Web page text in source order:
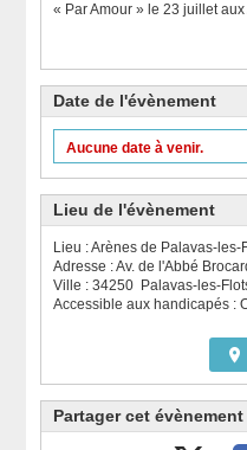
« Par Amour » le 23 juillet
Date de l'évènement
Aucune date à venir.
Lieu de l'évènement
Lieu : Arènes de Palavas-les-
Adresse : Av. de l'Abbé
Ville : 34250 Palavas-les-
Accessible aux handicapés :
Partager cet évènement